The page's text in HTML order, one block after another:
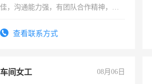
佳，沟通能力强，有团队合作精神，有
查看联系方式
车间女工 08月06日